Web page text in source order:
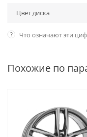
Цвет диска
? Что означают эти
Похожие по